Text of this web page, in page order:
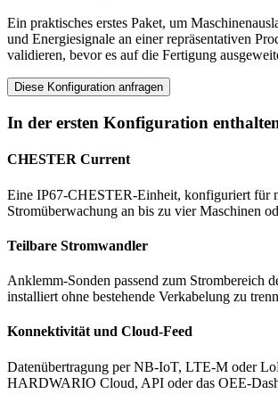
Ein praktisches erstes Paket, um
und Energiesignale an einer repräsentativen
validieren, bevor es auf die Fertigung
Diese Konfiguration anfragen
In der ersten Konfiguration
CHESTER Current
Eine IP67-CHESTER-Einheit, konfiguriert für
Stromüberwachung an bis zu vier Maschinen
Teilbare Stromwandler
Anklemm-Sonden passend zum Strombereich
installiert ohne bestehende Verkabelung zu
Konnektivität und Cloud-Feed
Datenübertragung per NB-IoT, LTE-M oder
HARDWARIO Cloud, API oder das OEE-